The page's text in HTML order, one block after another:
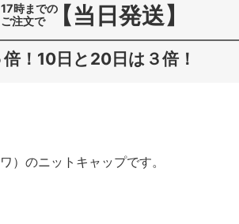
17時までの
ご注文で 【当日発送】
！10日と20日は３倍！
）のニットキャップです。